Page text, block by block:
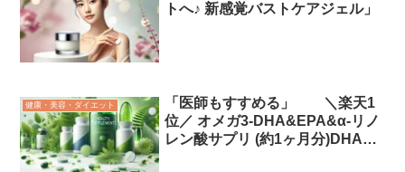
トへ♪ 新感覚バストケアジェル」
健康・美容・ダイエット
「医師もすすめる」 ＼楽天1
位／ オメガ3-DHA&EPA&α-リノ
レン酸サプリ (約1ヶ月分)DHAサ